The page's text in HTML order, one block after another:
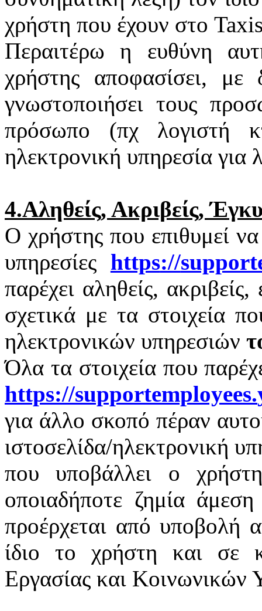
χρήστη που έχουν στο
Περαιτέρω η ευθύνη
χρήστης αποφασίσει, με
γνωστοποιήσει τους
πρόσωπο (πχ λογιστή
ηλεκτρονική υπηρεσία για
4.Αληθείς, Ακριβείς,
Ο χρήστης που επιθυμεί να
υπηρεσίες https://
παρέχει αληθείς,
σχετικά με τα στοιχεία
ηλεκτρονικών υπηρεσιών
Όλα τα στοιχεία που
https://supportemployees.
για άλλο σκοπό πέραν
ιστοσελίδα/ηλεκτρονική
που υποβάλλει ο
οποιαδήποτε ζημία
προέρχεται από υποβολή
ίδιο το χρήστη και σε
Εργασίας και Κοινωνικών